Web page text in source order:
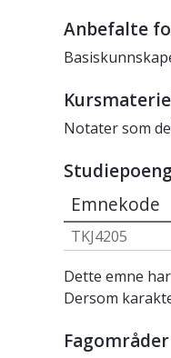
Anbefalte
Notater som
Emnekode
TKJ4205
Dette emne
Dersom
Fagområder